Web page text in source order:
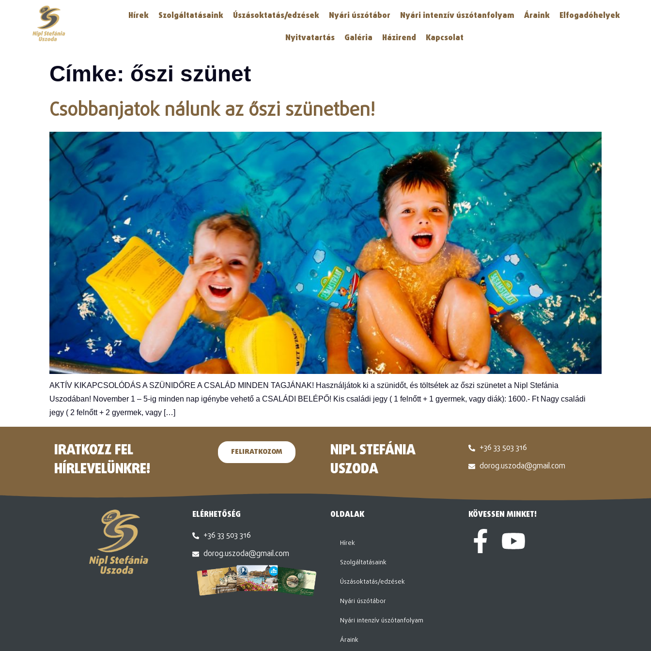
Hírek Szolgáltatásaink Úszásoktatás/edzések Nyári úszótábor Nyári intenzív úszótanfolyam Áraink
Elfogadóhelyek
Nyitvatartás
Galéria Házirend Kapcsolat
Címke: őszi szünet
Csobbanjatok nálunk az őszi szünetben!
AKTÍV KIKAPCSOLÓDÁS A SZÜNIDŐRE A CSALÁD MINDEN TAGJÁNAK! Használjátok ki a szünidőt, és töltsétek az őszi szünetet a Nipl Stefánia
Uszodában! November 1 – 5-ig minden nap igénybe vehető a CSALÁDI BELÉPŐ! Kis családi jegy ( 1 felnőtt + 1 gyermek, vagy diák): 1600.- Ft Nagy családi
jegy ( 2 felnőtt + 2 gyermek, vagy […]
IRATKOZZ FEL
HÍRLEVELÜNKRE!
FELIRATKOZOM
NIPL STEFÁNIA
USZODA
+36 33 503 316
dorog.uszoda@gmail.com
ELÉRHETŐSÉG
+36 33 503 316
dorog.uszoda@gmail.com
OLDALAK
Hírek
Szolgáltatásaink
Úszásoktatás/edzések
Nyári úszótábor
Nyári intenzív úszótanfolyam
Áraink
KÖVESSEN MINKET!